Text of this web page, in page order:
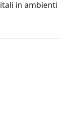
in ambienti